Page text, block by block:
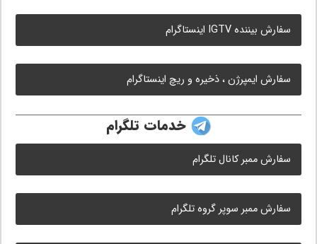
سفارش بیننده IGTV اینستاگرام
سفارش ایمپرژن ، ذخیره و ریچ اینستاگرام
خدمات تلگرام
سفارش ممبر کانال تلگرام
سفارش ممبر سوپر گروه تلگرام